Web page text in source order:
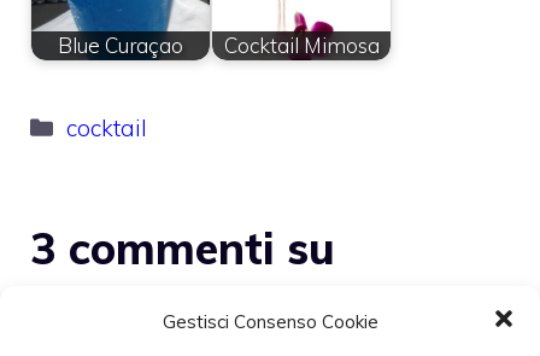
Gestisci Consenso Cookie
Blue Curaçao Cocktail Mimosa
Categorie
cocktail
3 commenti su
“Cocktail Flirt Club”